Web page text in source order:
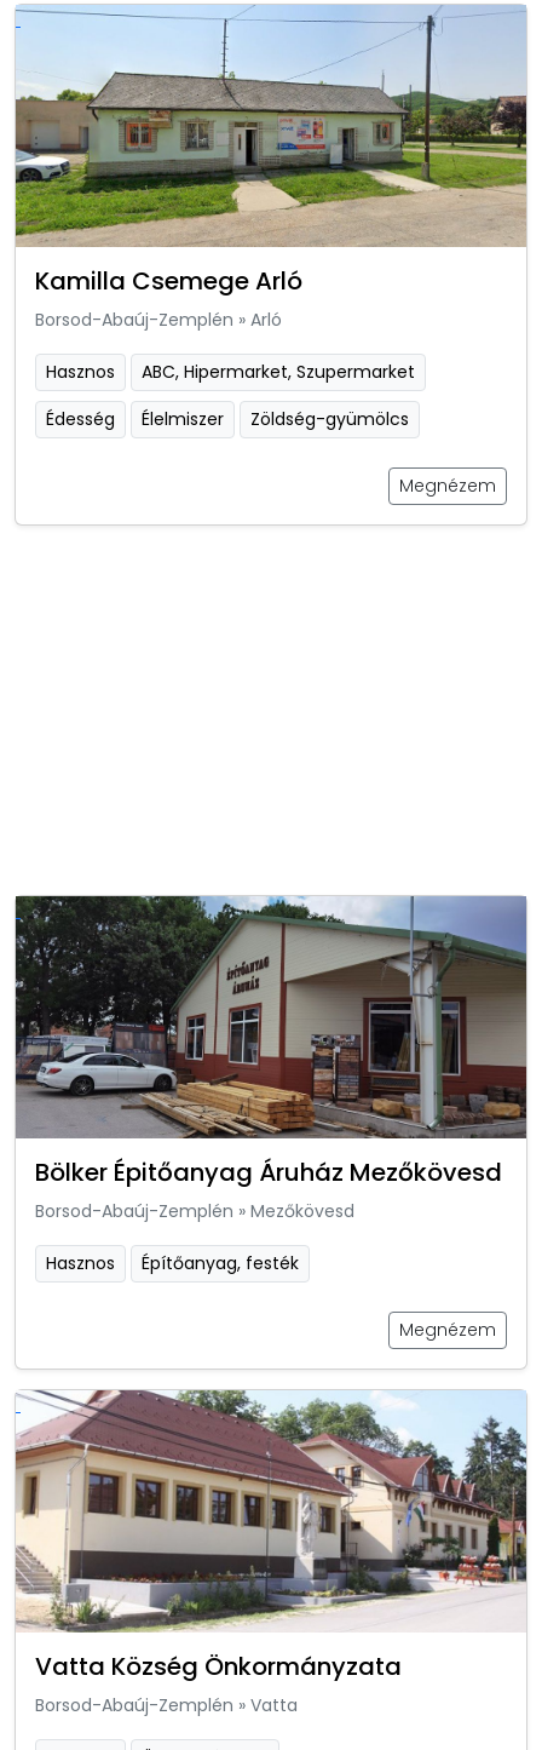
Kamilla Csemege Arló
Borsod-Abaúj-Zemplén » Arló
Hasznos
ABC, Hipermarket, Szupermarket
Édesség
Élelmiszer Zöldség-gyümölcs
Megnézem
Bölker Épitőanyag Áruház Mezőkövesd
Borsod-Abaúj-Zemplén » Mezőkövesd
Hasznos Építőanyag, festék
Megnézem
Vatta Község Önkormányzata
Borsod-Abaúj-Zemplén » Vatta